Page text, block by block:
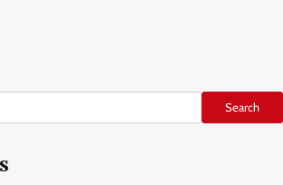
Search